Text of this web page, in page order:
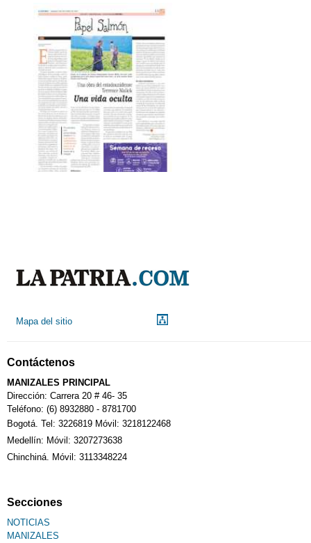
Mapa del sitio
Contáctenos
MANIZALES PRINCIPAL
Dirección: Carrera 20 # 46- 35
Teléfono: (6) 8932880 - 8781700
Bogotá. Tel: 3226819 Móvil: 3218122468
Medellín: Móvil: 3207273638
Chinchiná. Móvil: 3113348224
Secciones
NOTICIAS
MANIZALES